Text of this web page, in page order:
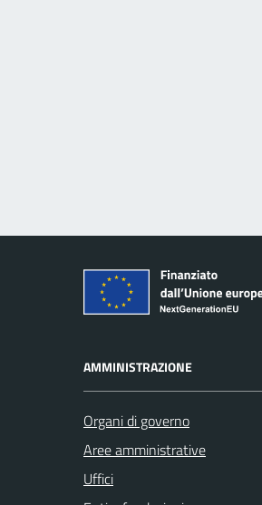
AMMINISTRAZIONE
Organi di governo
Aree amministrative
Uffici